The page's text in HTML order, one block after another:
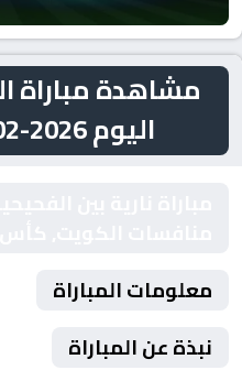
مشاهدة مباراة
اليوم 2026-02-12 بث مباشر
معلومات المباراة
نبذة عن المباراة